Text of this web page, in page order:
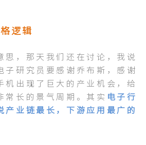
逻辑
思，那天我们还在讨论，我说
子研究员要感谢乔布斯，感谢
机出现了巨大的产业机会，给
常长的景气周期。其实 电子行
产业链最长，下游应用最广的